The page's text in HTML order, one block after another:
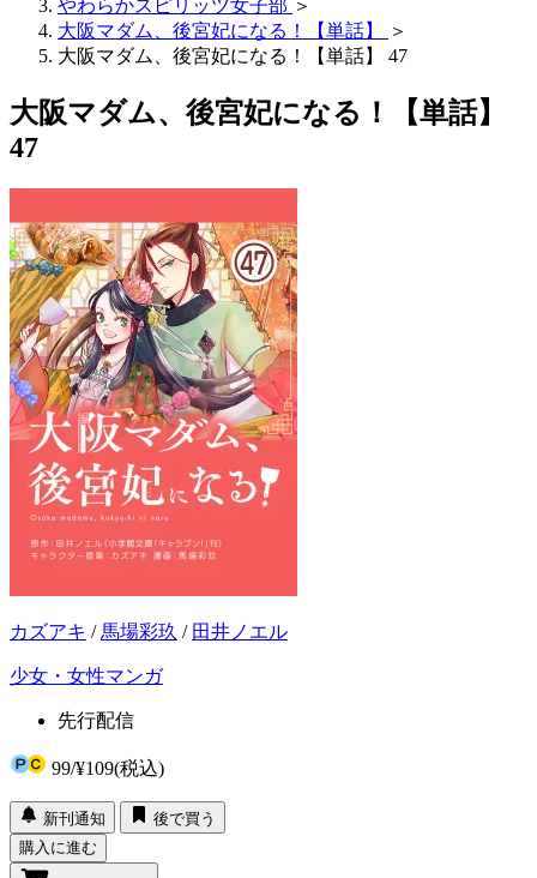
やわらかスピリッツ女子部 ＞
大阪マダム、後宮妃になる！【単話】
＞
大阪マダム、後宮妃になる！【単話】 47
大阪マダム、後宮妃になる！【単話】
47
カズアキ / 馬場彩玖 / 田井ノエル
少女・女性マンガ
先行配信
99/¥109(税込)
新刊通知
後で買う
購入に進む